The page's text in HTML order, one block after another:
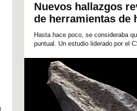
Nuevos hallazgos
de herramientas de
Hasta hace poco, se consideraba
puntual. Un estudio liderado por el